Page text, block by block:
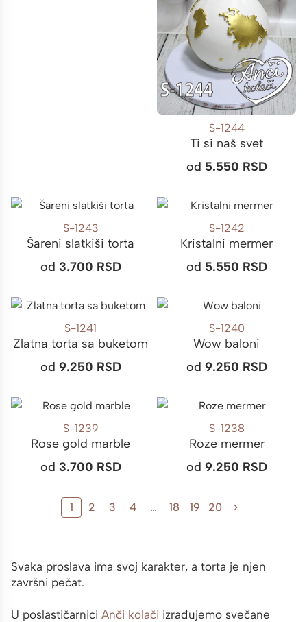
S-1244
Ti si naš svet
od 5.550 RSD
S-1243
Šareni slatkiši torta
od 3.700 RSD
S-1242
Kristalni mermer
od 5.550 RSD
S-1241
Zlatna torta sa buketom
od 9.250 RSD
S-1240
Wow baloni
od 9.250 RSD
S-1239
Rose gold marble
od 3.700 RSD
S-1238
Roze mermer
od 9.250 RSD
1 2 3 4 … 18 19 20
Svaka proslava ima svoj karakter, a torta je njen
završni pečat.
U poslastičarnici Anči kolači izrađujemo svečane